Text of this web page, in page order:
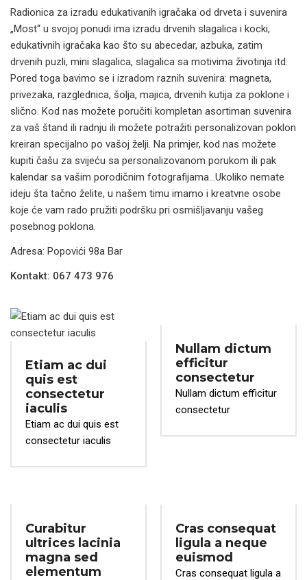
Radionica za izradu edukativanih igračaka od drveta i suvenira
„Most“ u svojoj ponudi ima izradu drvenih slagalica i kocki,
edukativnih igračaka kao što su abecedar, azbuka, zatim
drvenih puzli, mini slagalica, slagalica sa motivima životinja itd.
Pored toga bavimo se i izradom raznih suvenira: magneta,
privezaka, razglednica, šolja, majica, drvenih kutija za poklone i
slično. Kod nas možete poručiti kompletan asortiman suvenira
za vaš štand ili radnju ili možete potražiti personalizovan poklon
kreiran specijalno po vašoj želji. Na primjer, kod nas možete
kupiti čašu za svijeću sa personalizovanom porukom ili pak
kalendar sa vašim porodičnim fotografijama…Ukoliko nemate
ideju šta tačno želite, u našem timu imamo i kreatvne osobe
koje će vam rado pružiti podršku pri osmišljavanju vašeg
posebnog poklona.
Adresa: Popovići 98a Bar
Kontakt: 067 473 976
Etiam ac dui
quis est
consectetur
iaculis
Etiam ac dui quis est
consectetur iaculis
Nullam dictum
efficitur
consectetur
Nullam dictum efficitur
consectetur
Curabitur
ultrices lacinia
magna sed
elementum
Cras consequat
ligula a neque
euismod
Cras consequat ligula a